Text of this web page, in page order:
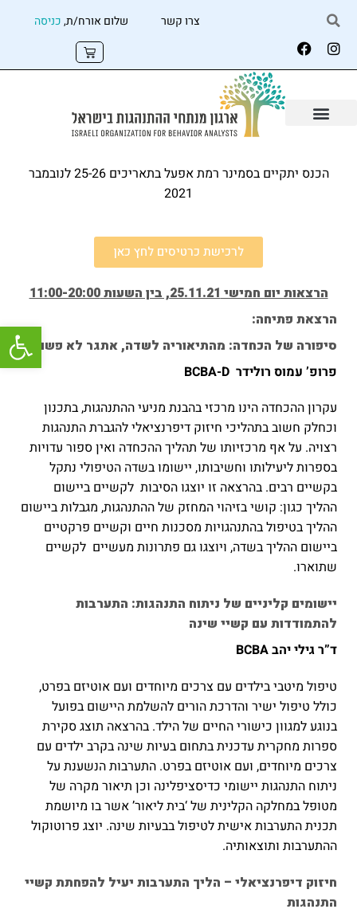
צרו קשר שלום אורח/ת,כניסה
הכנס יתקיים בסמינר רמת אפעל בתאריכים 25-26 לנובמבר
2021
לרכישת כרטיסים לחץ כאן
הרצאות יום חמישי 25.11.21, בין השעות 11:00-20:00
הרצאת פתיחה:
סיפורה של הכחדה: מהתיאוריה לשדה, אתגר לא פשוט
פרופ’ עמוס רולידר BCBA-D
עקרון ההכחדה הינו מרכזי בהבנת מניעי ההתנהגות, בתכנון
וכחלק חשוב בתהליכי חיזוק דיפרנציאלי להגברת התנהגות
רצויה. על אף מרכזיותו של תהליך ההכחדה ואין ספור עדויות
בספרות ליעילותו וחשיבותו, יישומו בשדה הטיפולי נתקל
בקשיים רבים. בהרצאה זו יוצגו הסיבות לקשיים ביישום
ההליך כגון: קושי בזיהוי המחזק של ההתנהגות, מגבלות ביישום
ההליך בטיפול בהתנהגויות מסכנות חיים וקשיים פרקטיים
ביישום ההליך בשדה, ויוצגו גם פתרונות מעשיים לקשיים
שתוארו.
יישומים קליניים של ניתוח התנהגות: התערבות
להתמודדות עם קשיי שינה
ד”ר גילי יהב BCBA
טיפול מיטבי בילדים עם צרכים מיוחדים ועם אוטיזם בפרט,
כולל טיפול ישיר והדרכת הורים להשלמת היישום בפועל
בנוגע למגוון כישורי החיים של הילד. בהרצאה תוצג סקירת
ספרות מחקרית עדכנית בתחום בעיות שינה בקרב ילדים עם
צרכים מיוחדים, ועם אוטיזם בפרט. התערבות הנשענת על
ניתוח התנהגות יישומי כדיסציפלינה וכן תיאור מקרה של
מטופל במחלקה הקלינית של ‘בית ליאור’ אשר בו מיושמת
תכנית התערבות אישית לטיפול בבעיות שינה. יוצג פרוטוקול
ההתערבות ותוצאותיה.
חיזוק דיפרנציאלי – הליך התערבות יעיל להפחתת קשיי
התנהגות